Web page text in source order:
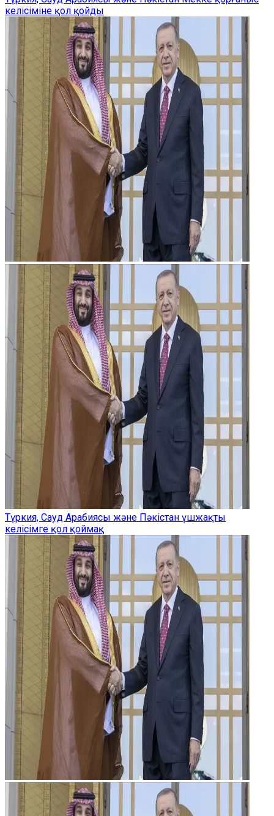
келісіміне қол қойды
Түркия, Сауд Арабиясы және Пәкістан үшжақты
келісімге қол қоймақ